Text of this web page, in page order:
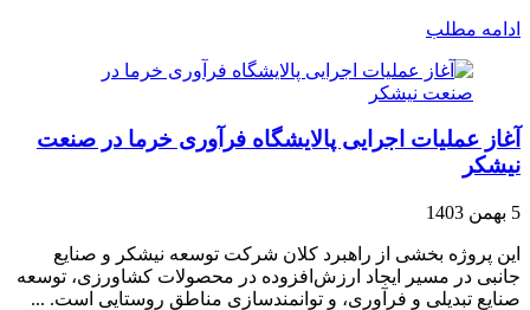
ادامه مطلب
آغاز عملیات اجرایی پالایشگاه فرآوری خرما در صنعت
نیشکر
5 بهمن 1403
این پروژه بخشی از راهبرد کلان شرکت توسعه نیشکر و صنایع
جانبی در مسیر ایجاد ارزش‌افزوده در محصولات کشاورزی، توسعه
صنایع تبدیلی و فرآوری، و توانمندسازی مناطق روستایی است. ...